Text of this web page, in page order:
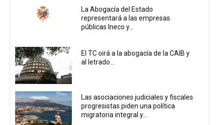
La Abogacía del Estado
representará a las empresas
públicas Ineco y...
El TC oirá a la abogacía de la CAIB y
al letrado...
Las asociaciones judiciales y fiscales
progresistas piden una política
migratoria integral y...